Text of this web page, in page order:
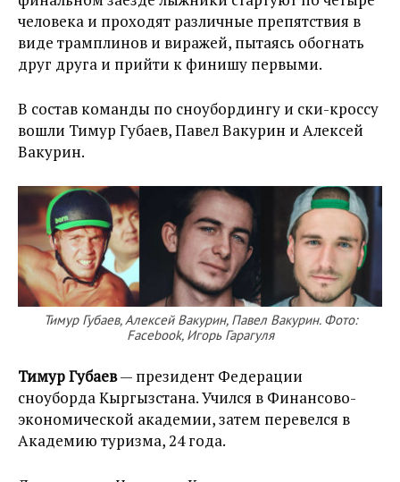
человека и проходят различные препятствия в
виде трамплинов и виражей, пытаясь обогнать
друг друга и прийти к финишу первыми.
В состав команды по сноубордингу и ски-кроссу
вошли Тимур Губаев, Павел Вакурин и Алексей
Вакурин.
Тимур Губаев, Алексей Вакурин, Павел Вакурин. Фото:
Facebook, Игорь Гарагуля
Тимур Губаев— президент Федерации
сноуборда Кыргызстана. Учился в Финансово-
экономической академии, затем перевелся в
Академию туризма, 24 года.